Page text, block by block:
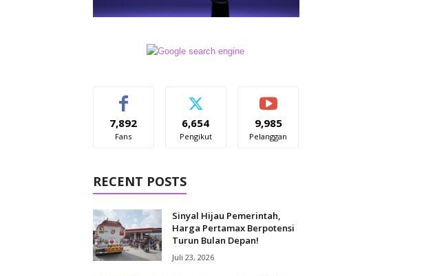
7,892
Fans
6,654
Pengikut
9,985
Pelanggan
RECENT POSTS
Sinyal Hijau Pemerintah,
Harga Pertamax Berpotensi
Turun Bulan Depan!
Juli 23, 2026